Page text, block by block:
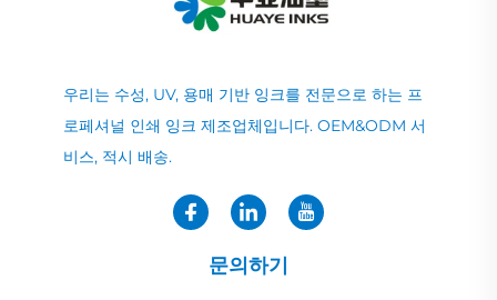
우리는 수성, UV, 용매 기반 잉크를 전문으로 하는 프
로페셔널 인쇄 잉크 제조업체입니다. OEM&ODM 서
비스, 적시 배송.
문의하기